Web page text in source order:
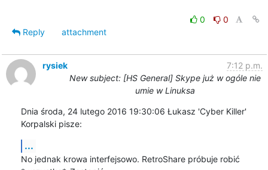
0
0
Reply
attachment
rysiek
7:12 p.m.
New subject: [HS General] Skype już w ogóle nie
umie w Linuksa
Dnia środa, 24 lutego 2016 19:30:06 Łukasz 'Cyber Killer'
Korpalski pisze:
...
No jednak krowa interfejsowo. RetroShare próbuje robić